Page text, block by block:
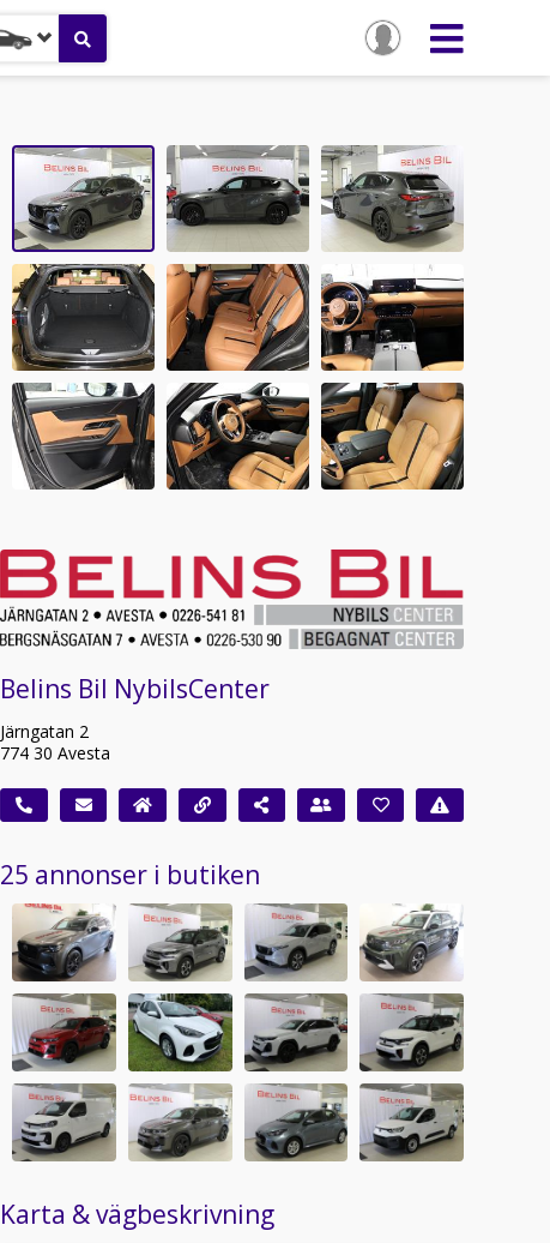
Belins Bil NybilsCenter
Järngatan 2
774 30 Avesta
25 annonser i butiken
Karta & vägbeskrivning